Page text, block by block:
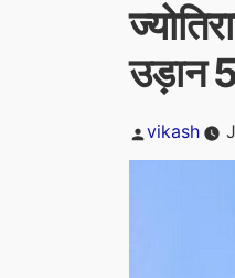
उड़ान
Posted
vikash